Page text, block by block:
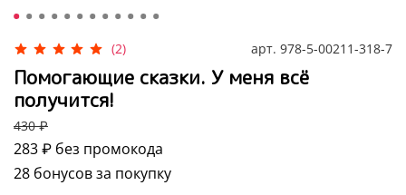
(2) арт. 978-5-00211-318-7
Помогающие сказки. У меня всё
получится!
430 ₽
283 ₽ без промокода
28 бонусов за покупку